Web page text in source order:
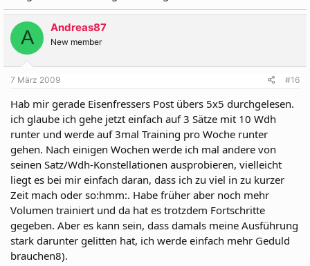
A Andreas87
New member
7 März 2009 #16
Hab mir gerade Eisenfressers Post übers 5x5 durchgelesen.
ich glaube ich gehe jetzt einfach auf 3 Sätze mit 10 Wdh
runter und werde auf 3mal Training pro Woche runter
gehen. Nach einigen Wochen werde ich mal andere von
seinen Satz/Wdh-Konstellationen ausprobieren, vielleicht
liegt es bei mir einfach daran, dass ich zu viel in zu kurzer
Zeit mach oder so:hmm:. Habe früher aber noch mehr
Volumen trainiert und da hat es trotzdem Fortschritte
gegeben. Aber es kann sein, dass damals meine Ausführung
stark darunter gelitten hat, ich werde einfach mehr Geduld
brauchen8).